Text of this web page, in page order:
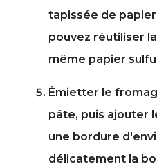
tapissée de
pouvez réutiliser
même papier
Émietter le
pâte, puis ajouter
une bordure
délicatement la